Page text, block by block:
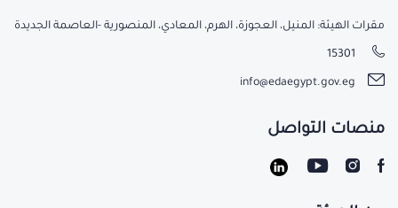
مقرات الهيئة: المنيل، العجوزة، الهرم، المعادي، المنصورية -العاصمة الجديدة
15301
info@edaegypt.gov.eg
منصات التواصل